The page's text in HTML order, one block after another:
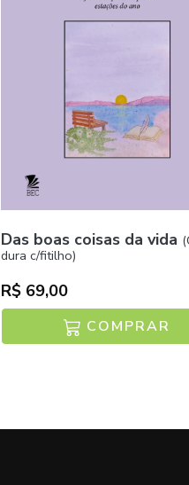
Das boas coisas da vida
dura c/fitilho)
R$ 69,00
COMPRAR